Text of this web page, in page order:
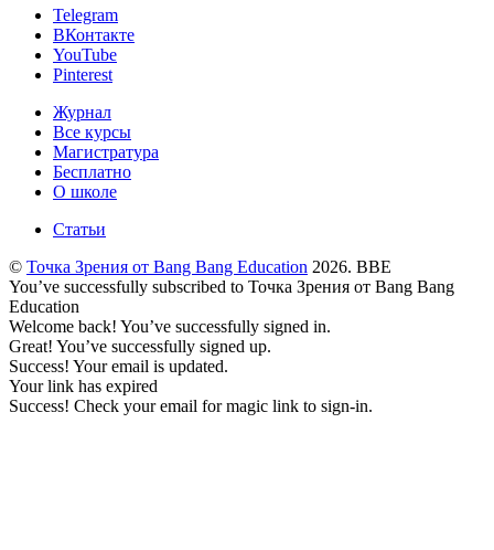
Telegram
ВКонтакте
YouTube
Pinterest
Журнал
Все курсы
Магистратура
Бесплатно
О школе
Статьи
© Точка Зрения от Bang Bang Education 2026. BBE
You’ve successfully subscribed to Точка Зрения от Bang Bang
Education
Welcome back! You’ve successfully signed in.
Great! You’ve successfully signed up.
Success! Your email is updated.
Your link has expired
Success! Check your email for magic link to sign-in.